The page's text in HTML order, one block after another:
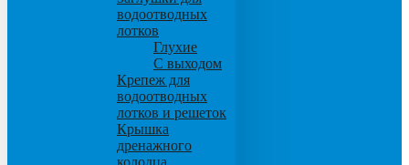
водоотводных
лотков
Глухие
С выходом
Крепеж для
водоотводных
лотков и решеток
Крышка
дренажного
колодца